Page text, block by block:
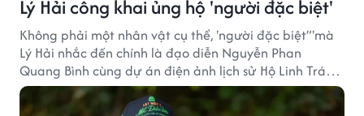
Lý Hải công khai ủng hộ 'người đặc biệt'
Không phải một nhân vật cụ thể, 'người đặc biệt”'mà
Lý Hải nhắc đến chính là đạo diễn Nguyễn Phan
Quang Bình cùng dự án điện ảnh lịch sử Hộ Linh Tráng
Sĩ: Bí Ẩn Mộ Vua Đinh.